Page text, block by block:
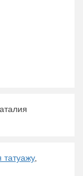
татуажу,